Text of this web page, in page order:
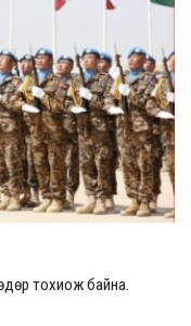
тохиож байна.